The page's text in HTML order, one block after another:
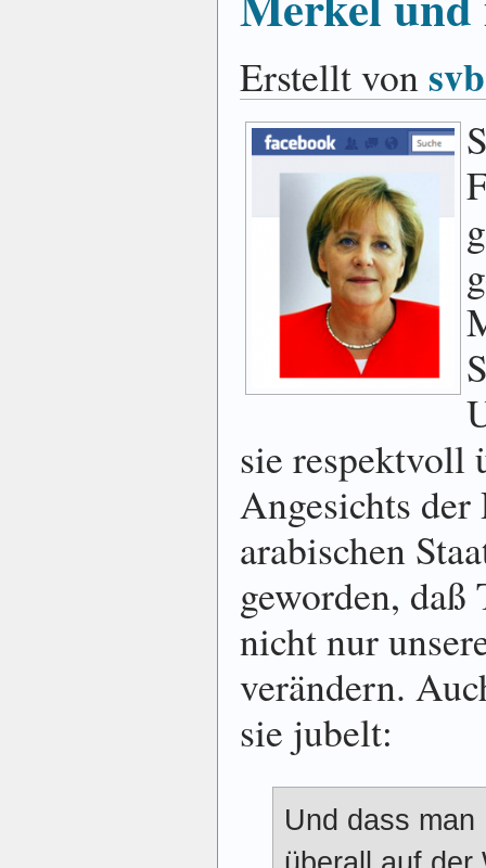
Erstellt vonsvb
sie respektvoll
Angesichts
arabischen
geworden,
nicht nur
verändern.
sie jubelt:
Und dass